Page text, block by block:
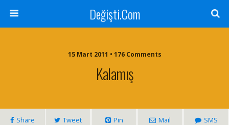
Değişti.Com
15 Mart 2011 • 176 Comments
Kalamış
Share Tweet Pin Mail SMS